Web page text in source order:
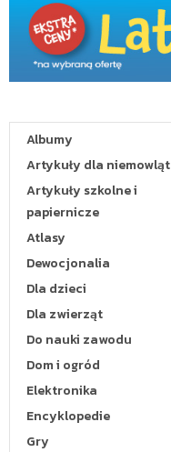
Albumy
Artykuły dla niemowląt
Artykuły szkolne i
papiernicze
Atlasy
Dewocjonalia
Dla dzieci
Dla zwierząt
Do nauki zawodu
Dom i ogród
Elektronika
Encyklopedie
Gry